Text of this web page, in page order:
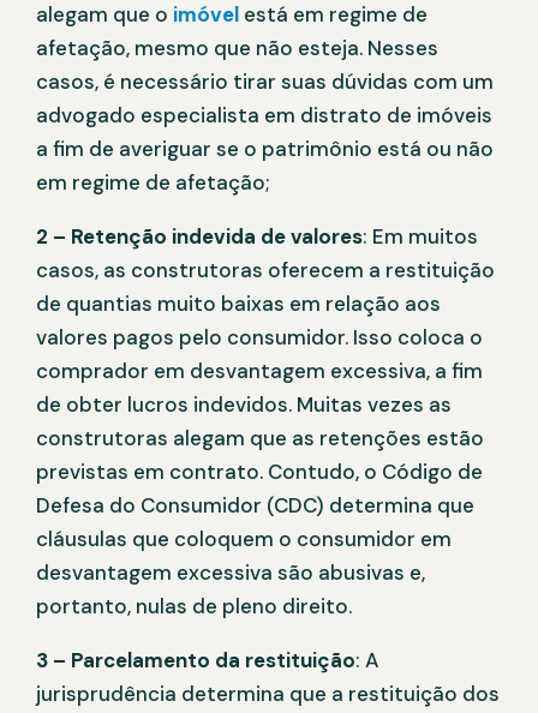
alegam que o imóvel está em regime de
afetação, mesmo que não esteja. Nesses
casos, é necessário tirar suas dúvidas com um
advogado especialista em distrato de imóveis
a fim de averiguar se o patrimônio está ou não
em regime de afetação;
2 – Retenção indevida de valores: Em muitos
casos, as construtoras oferecem a restituição
de quantias muito baixas em relação aos
valores pagos pelo consumidor. Isso coloca o
comprador em desvantagem excessiva, a fim
de obter lucros indevidos. Muitas vezes as
construtoras alegam que as retenções estão
previstas em contrato. Contudo, o Código de
Defesa do Consumidor (CDC) determina que
cláusulas que coloquem o consumidor em
desvantagem excessiva são abusivas e,
portanto, nulas de pleno direito.
3 – Parcelamento da restituição: A
jurisprudência determina que a restituição dos